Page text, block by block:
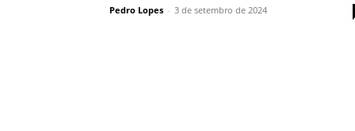
Pedro Lopes - 3 de setembro de 2024